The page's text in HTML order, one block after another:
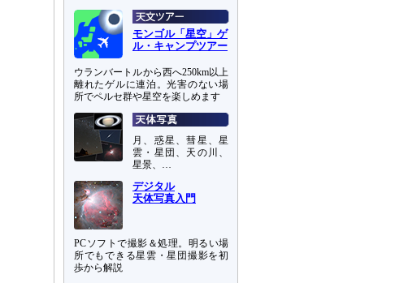
モンゴル「星空」ゲ
ル・キャンプツアー
ウランバートルから西へ250km以上
離れたゲルに連泊。光害のない場
所でペルセ群や星空を楽しめます
月、惑星、彗星、星
雲・星団、天の川、
星景、…
デジタル
天体写真入門
PCソフトで撮影＆処理。明るい場
所でもできる星雲・星団撮影を初
歩から解説